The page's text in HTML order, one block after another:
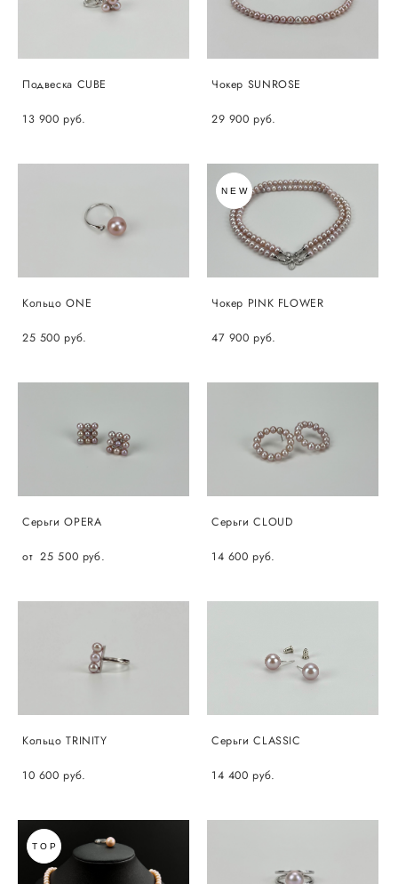
Подвеска CUBE
13 900 pуб.
Чокер SUNROSE
29 900 pуб.
Кольцо ONE
25 500 pуб.
NEW
Чокер PINK FLOWER
47 900 pуб.
Серьги OPERA
от 25 500 pуб.
Серьги CLOUD
14 600 pуб.
Кольцо TRINITY
10 600 pуб.
Серьги CLASSIC
14 400 pуб.
TOP